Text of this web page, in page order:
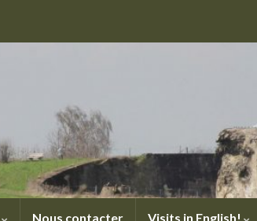
Nous contacter Visits in English!